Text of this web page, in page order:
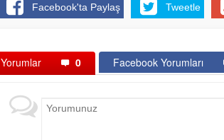
Facebook'ta Paylaş Tweetle
Yorumlar 0 Facebook Yorumları